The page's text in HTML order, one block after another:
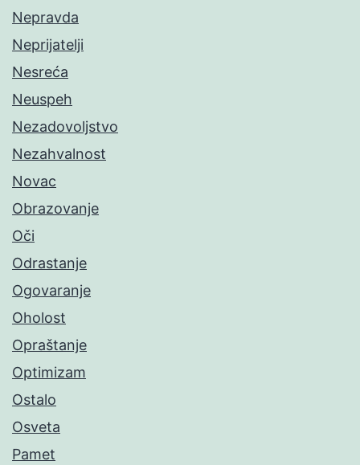
Nepravda
Neprijatelji
Nesreća
Neuspeh
Nezadovoljstvo
Nezahvalnost
Novac
Obrazovanje
Oči
Odrastanje
Ogovaranje
Oholost
Opraštanje
Optimizam
Ostalo
Osveta
Pamet